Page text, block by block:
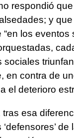
respondió
y
“en los eventos
sociales
en contra de
el deterioro
tras esa
de